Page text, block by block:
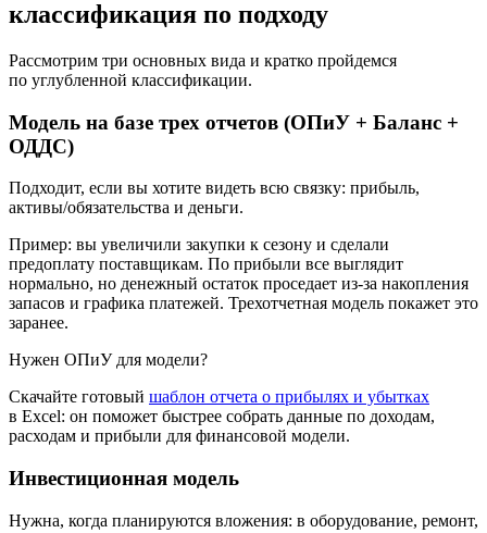
классификация по подходу
Рассмотрим три основных вида и кратко пройдемся
по углубленной классификации.
Модель на базе трех отчетов (ОПиУ + Баланс +
ОДДС)
Подходит, если вы хотите видеть всю связку: прибыль,
активы/обязательства и деньги.
Пример: вы увеличили закупки к сезону и сделали
предоплату поставщикам. По прибыли все выглядит
нормально, но денежный остаток проседает из-за накопления
запасов и графика платежей. Трехотчетная модель покажет это
заранее.
Нужен ОПиУ для модели?
Скачайте готовый шаблон отчета о прибылях и убытках
в Excel: он поможет быстрее собрать данные по доходам,
расходам и прибыли для финансовой модели.
Инвестиционная модель
Нужна, когда планируются вложения: в оборудование, ремонт,